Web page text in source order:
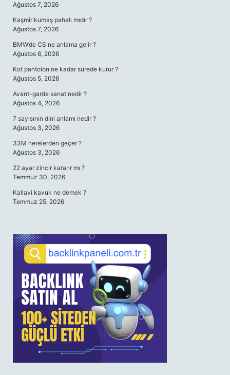
Ağustos 7, 2026
Kaşmir kumaş pahalı mıdır ?
Ağustos 7, 2026
BMW’de CS ne anlama gelir ?
Ağustos 6, 2026
Kot pantolon ne kadar sürede kurur ?
Ağustos 5, 2026
Avant-garde sanat nedir ?
Ağustos 4, 2026
7 sayısının dini anlamı nedir ?
Ağustos 3, 2026
33M nerelerden geçer ?
Ağustos 3, 2026
22 ayar zincir kararır mı ?
Temmuz 30, 2026
Kallavi kavuk ne demek ?
Temmuz 25, 2026